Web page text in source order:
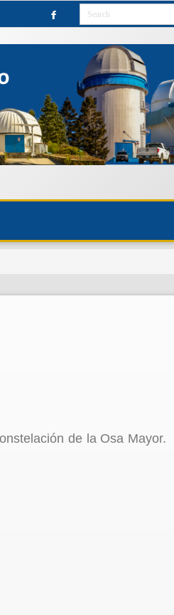
NOTICE
de la Osa Mayor.